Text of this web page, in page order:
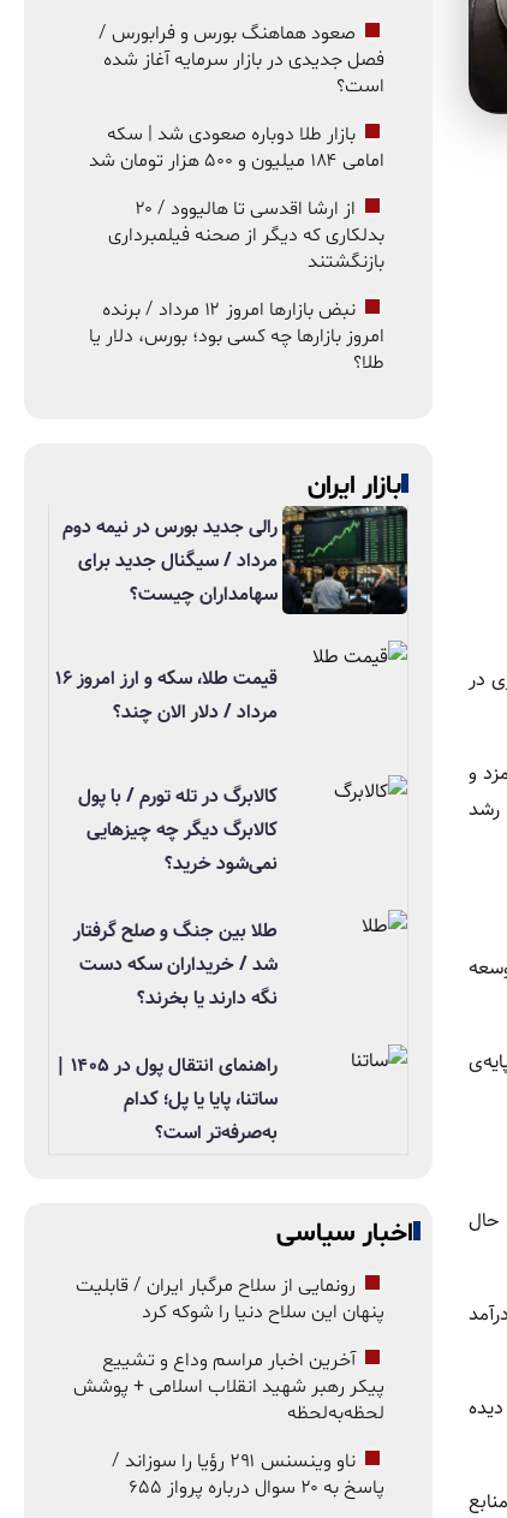
در
و
رشد
حال
صعود هماهنگ بورس و فرابورس /
فصل جدیدی در بازار سرمایه آغاز شده
است؟
بازار طلا دوباره صعودی شد | سکه
امامی ۱۸۴ میلیون و ۵۰۰ هزار تومان شد
از ارشا اقدسی تا هالیوود / ۲۰
بدلکاری که دیگر از صحنه فیلمبرداری
بازنگشتند
نبض بازارها امروز ۱۲ مرداد / برنده
امروز بازارها چه کسی بود؛ بورس، دلار یا
طلا؟
بازار ایران
رالی جدید بورس در نیمه دوم
مرداد / سیگنال جدید برای
سهامداران چیست؟
قیمت طلا، سکه و ارز امروز ۱۶
مرداد / دلار الان چند؟
کالابرگ در تله تورم / با پول
کالابرگ دیگر چه چیزهایی
نمی‌شود خرید؟
طلا بین جنگ و صلح گرفتار
شد / خریداران سکه دست
نگه دارند یا بخرند؟
راهنمای انتقال پول در ۱۴۰۵ |
ساتنا، پایا یا پل؛ کدام
به‌صرفه‌تر است؟
اخبار سیاسی
رونمایی از سلاح مرگبار ایران / قابلیت
پنهان این سلاح دنیا را شوکه کرد
آخرین اخبار مراسم وداع و تشییع
پیکر رهبر شهید انقلاب اسلامی + پوشش
لحظه‌به‌لحظه
ناو وینسنس ۲۹۱ رؤیا را سوزاند /
پاسخ به ۲۰ سوال درباره پرواز ۶۵۵